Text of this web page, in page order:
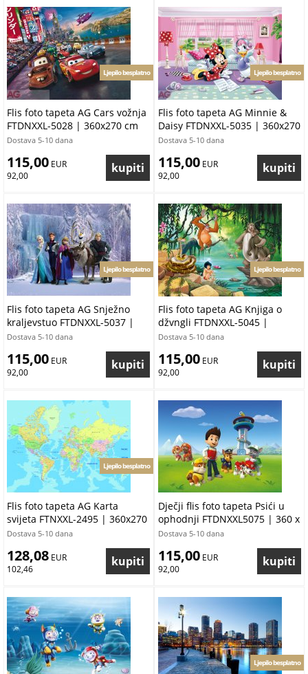
Flis foto tapeta AG Cars vožnja
FTDNXXL-5028 | 360x270 cm
Ljepilo besplatno
Dostava 5-10 dana
115,00 EUR
92,00
Flis foto tapeta AG Minnie &
Daisy FTDNXXL-5035 | 360x270
cm
Ljepilo besplatno
Dostava 5-10 dana
115,00 EUR
92,00
Flis foto tapeta AG Snježno
kraljevstuo FTDNXXL-5037 |
360x270 cm
Ljepilo besplatno
Dostava 5-10 dana
115,00 EUR
92,00
Flis foto tapeta AG Knjiga o
džvngli FTDNXXL-5045 |
360x270 cm
Ljepilo besplatno
Dostava 5-10 dana
115,00 EUR
92,00
Flis foto tapeta AG Karta
svijeta FTNXXL-2495 | 360x270
cm
Ljepilo besplatno
Dostava 5-10 dana
128,08 EUR
102,46
Dječji flis foto tapeta Psići u
ophodnji FTDNXXL5075 | 360 x
270 cm
Dostava 5-10 dana
115,00 EUR
92,00
Ljepilo besplatno